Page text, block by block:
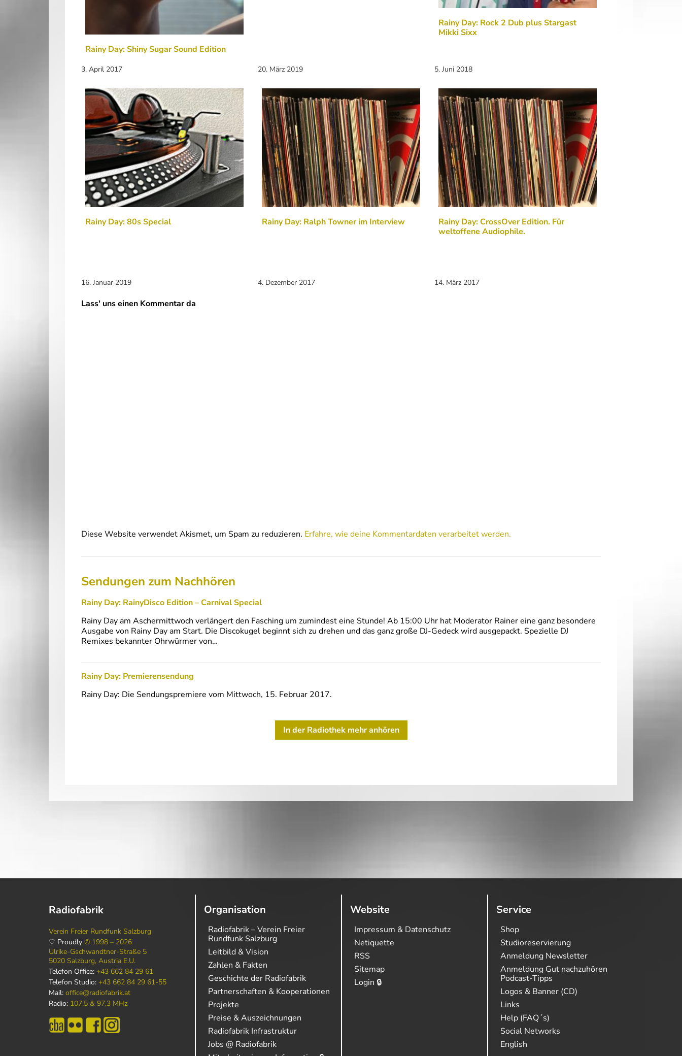
Rainy Day: Shiny Sugar Sound Edition
3. April 2017 20. März 2019
Rainy Day: Rock 2 Dub plus Stargast
Mikki Sixx
5. Juni 2018
Rainy Day: 80s Special
16. Januar 2019
Rainy Day: Ralph Towner im Interview
4. Dezember 2017
Rainy Day: CrossOver Edition. Für
weltoffene Audiophile.
14. März 2017
Lass' uns einen Kommentar da
Diese Website verwendet Akismet, um Spam zu reduzieren. Erfahre, wie deine Kommentardaten verarbeitet werden.
Sendungen zum Nachhören
Rainy Day: RainyDisco Edition – Carnival Special
Rainy Day am Aschermittwoch verlängert den Fasching um zumindest eine Stunde! Ab 15:00 Uhr hat Moderator Rainer eine ganz besondere
Ausgabe von Rainy Day am Start. Die Discokugel beginnt sich zu drehen und das ganz große DJ-Gedeck wird ausgepackt. Spezielle DJ
Remixes bekannter Ohrwürmer von…
Rainy Day: Premierensendung
Rainy Day: Die Sendungspremiere vom Mittwoch, 15. Februar 2017.
In der Radiothek mehr anhören
Radiofabrik
Verein Freier Rundfunk Salzburg
♡ Proudly © 1998 – 2026
Ulrike-Gschwandtner-Straße 5
5020 Salzburg, Austria E.U.
Telefon Office: +43 662 84 29 61
Telefon Studio: +43 662 84 29 61-55
Mail: office@radiofabrik.at
Radio: 107,5 & 97,3 MHz
Organisation
Radiofabrik – Verein Freier
Rundfunk Salzburg
Leitbild & Vision
Zahlen & Fakten
Geschichte der Radiofabrik
Partnerschaften & Kooperationen
Projekte
Preise & Auszeichnungen
Radiofabrik Infrastruktur
Jobs @ Radiofabrik
Website
Impressum & Datenschutz
Netiquette
RSS
Sitemap
Login 🔒
Service
Shop
Studioreservierung
Anmeldung Newsletter
Anmeldung Gut nachzuhören
Podcast-Tipps
Logos & Banner (CD)
Links
Help (FAQ´s)
Social Networks
English